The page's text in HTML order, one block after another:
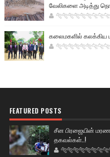
வேலிகளை அடித்து
கலைமகளில் கலக்கிய
FEATURED POSTS
சீன பிரஜையின்
தகவல்கள்..!